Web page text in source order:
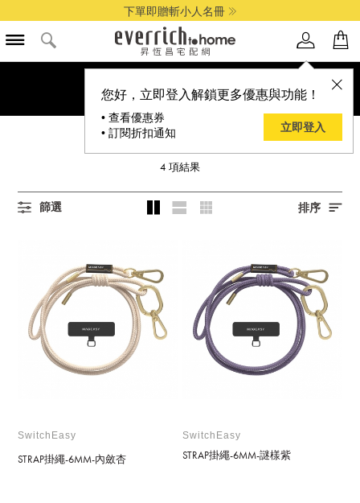
下單即贈斬小人名冊
您好，立即登入解鎖更多優惠與功能！
• 查看優惠券
• 訂閱折扣通知
立即登入
SWITCHEASY
4 項結果
篩選 排序
SwitchEasy
STRAP掛繩-6MM-內斂杏
SwitchEasy
STRAP掛繩-6MM-謎樣紫